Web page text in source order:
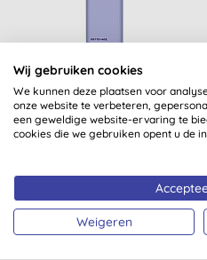
Attitude Oceanly PHYTO-
AGE Solid Nachtcrème
€ 19,99 KOPEN
Wij gebruiken cookies
We kunnen deze plaatsen voor
onze website te verbeteren,
een geweldige website-ervaring te
cookies die we gebruiken opent u de
Weigeren